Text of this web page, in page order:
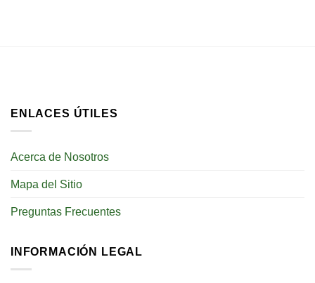
ENLACES ÚTILES
Acerca de Nosotros
Mapa del Sitio
Preguntas Frecuentes
INFORMACIÓN LEGAL